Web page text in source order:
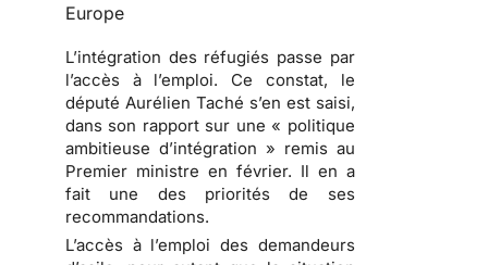
Europe
L’intégration des réfugiés passe par
l’accès à l’emploi. Ce constat, le
député Aurélien Taché s’en est saisi,
dans son rapport sur une « politique
ambitieuse d’intégration » remis au
Premier ministre en février. Il en a
fait une des priorités de ses
recommandations.
L’accès à l’emploi des demandeurs